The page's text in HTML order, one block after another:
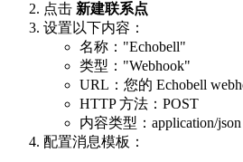
点击 新建联系点
设置以下内容：
名称："Echobell"
类型："Webhook"
URL：您的 Echobell
HTTP 方法：POST
内容类型：application/json
配置消息模板：